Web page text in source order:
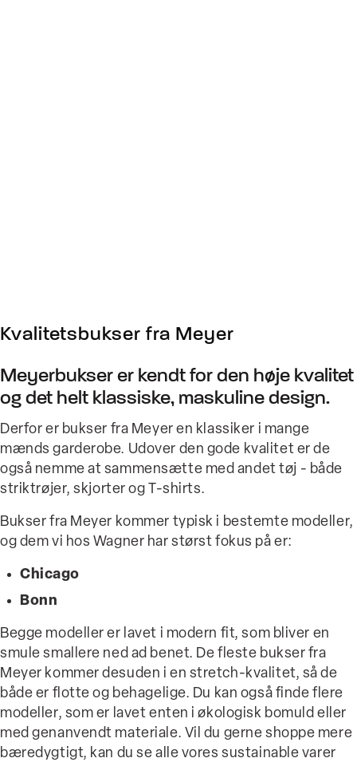
Kvalitetsbukser fra Meyer
Meyerbukser er kendt for den høje kvalitet
og det helt klassiske, maskuline design.
Derfor er bukser fra Meyer en klassiker i mange
mænds garderobe. Udover den gode kvalitet er de
også nemme at sammensætte med andet tøj - både
striktrøjer, skjorter og T-shirts.
Bukser fra Meyer kommer typisk i bestemte modeller,
og dem vi hos Wagner har størst fokus på er:
Chicago
Bonn
Begge modeller er lavet i modern fit, som bliver en
smule smallere ned ad benet. De fleste bukser fra
Meyer kommer desuden i en stretch-kvalitet, så de
både er flotte og behagelige. Du kan også finde flere
modeller, som er lavet enten i økologisk bomuld eller
med genanvendt materiale. Vil du gerne shoppe mere
bæredygtigt, kan du se alle vores sustainable varer